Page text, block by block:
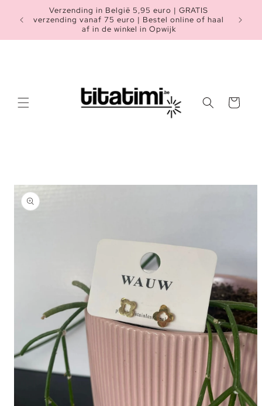
naar de
content
Verzending in België 5,95 euro | GRATIS
verzending vanaf 75 euro | Bestel online of haal
af in de winkel in Opwijk
Heb je
Winkelwagen
direct naar